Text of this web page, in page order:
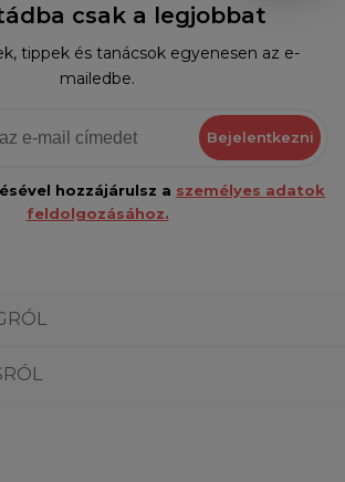
csak a legjobbat
tippek és tanácsok egyenesen az e-
mailedbe.
Bejelentkezni
hozzájárulsz a személyes adatok
feldolgozásához.